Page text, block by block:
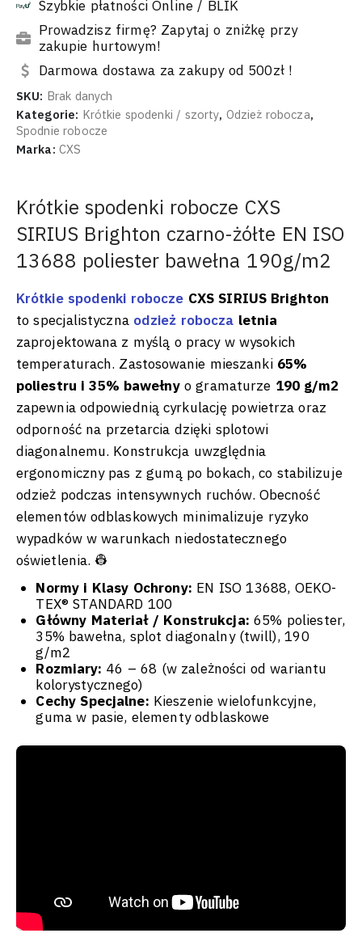
Szybkie płatności Online / BLIK
Prowadzisz firmę? Zapytaj o zniżkę przy
zakupie hurtowym!
Darmowa dostawa za zakupy od 500zł !
SKU: Brak danych
Kategorie: Krótkie spodenki / szorty, Odzież robocza,
Spodnie robocze
Marka:CXS
Krótkie spodenki robocze CXS
SIRIUS Brighton czarno-żółte EN ISO
13688 poliester bawełna 190g/m2
Krótkie spodenki robocze CXS SIRIUS Brighton
to specjalistyczna odzież robocza letnia
zaprojektowana z myślą o pracy w wysokich
temperaturach. Zastosowanie mieszanki 65%
poliestru i 35% bawełnyo gramaturze 190 g/m2
zapewnia odpowiednią cyrkulację powietrza oraz
odporność na przetarcia dzięki splotowi
diagonalnemu. Konstrukcja uwzględnia
ergonomiczny pas z gumą po bokach, co stabilizuje
odzież podczas intensywnych ruchów. Obecność
elementów odblaskowych minimalizuje ryzyko
wypadków w warunkach niedostatecznego
oświetlenia. 👷
Normy i Klasy Ochrony: EN ISO 13688, OEKO-
TEX® STANDARD 100
Główny Materiał / Konstrukcja: 65% poliester,
35% bawełna, splot diagonalny (twill), 190
g/m2
Rozmiary: 46 – 68 (w zależności od wariantu
kolorystycznego)
Cechy Specjalne: Kieszenie wielofunkcyjne,
guma w pasie, elementy odblaskowe